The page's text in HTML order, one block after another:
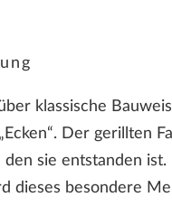
klassische
Der gerillten
sie entstanden
besondere